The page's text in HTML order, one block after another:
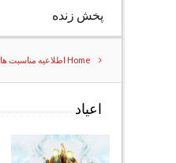
پخش زنده
Home اطلاعیه مناسبت ها
اعیاد